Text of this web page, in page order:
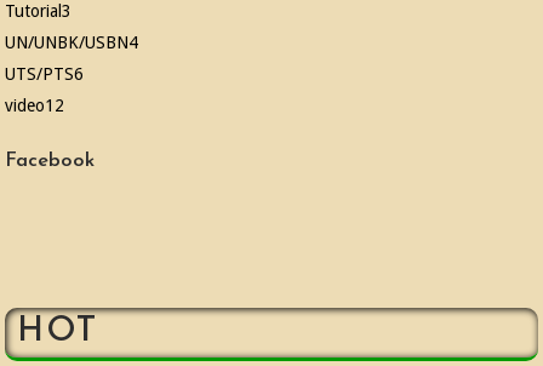
Tutorial3
UN/UNBK/USBN4
UTS/PTS6
video12
Facebook
HOT